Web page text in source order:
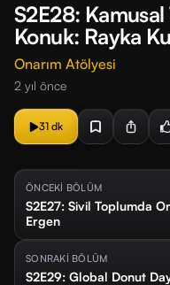
S2E28:
Konuk: Rayka
Onarım Atölyesi
2 yıl önce
31 dk
ÖNCEKİ BÖLÜM
S2E27: Sivil Toplumda
Ergen
SONRAKİ BÖLÜM
S2E29: Global Donut